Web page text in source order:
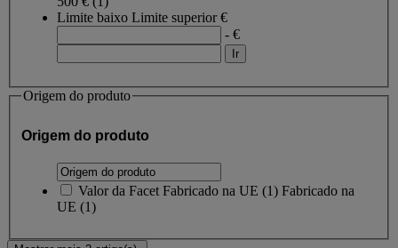
Limite baixo Limite superior€
- €
Origem do produto
Origem do produto
Valor da Facet Fabricado na UE (1) Fabricado na
UE (1)